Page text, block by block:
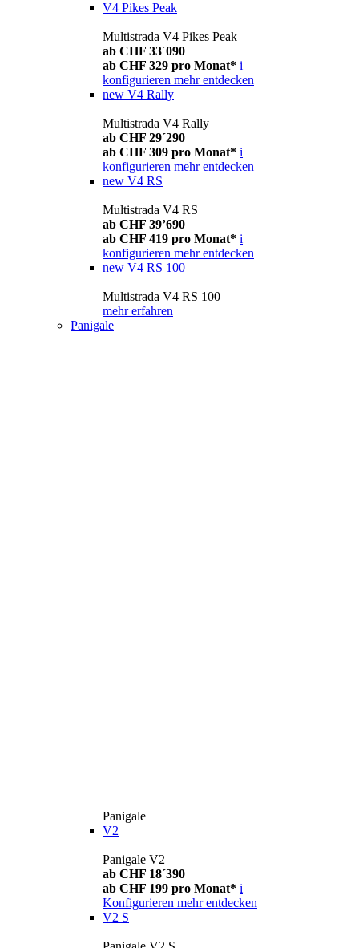
V4 Pikes Peak
Multistrada V4 Pikes Peak
ab CHF 33´090
ab CHF 329 pro Monat* i
konfigurieren mehr entdecken
new V4 Rally
Multistrada V4 Rally
ab CHF 29´290
ab CHF 309 pro Monat* i
konfigurieren mehr entdecken
new V4 RS
Multistrada V4 RS
ab CHF 39’690
ab CHF 419 pro Monat* i
konfigurieren mehr entdecken
new V4 RS 100
Multistrada V4 RS 100
mehr erfahren
Panigale
Panigale
V2
Panigale V2
ab CHF 18´390
ab CHF 199 pro Monat* i
Konfigurieren mehr entdecken
V2 S